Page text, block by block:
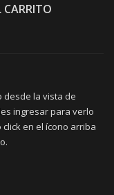
CARRITO
desde la vista de
ingresar para verlo
en el ícono arriba